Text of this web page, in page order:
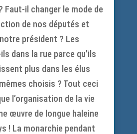
Faut-il changer le mode de
de nos députés et
président ? Les
dans la rue parce qu’ils
plus dans les élus
choisis ? Tout ceci
l’organisation de la vie
œuvre de longue haleine
! La monarchie pendant